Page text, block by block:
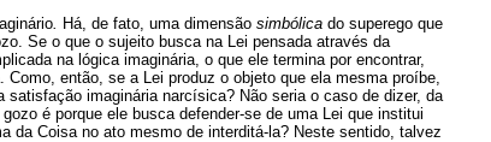
. Há, de fato, uma dimensão simbólica do superego que
Se o que o sujeito busca na Lei pensada através da
na lógica imaginária, o que ele termina por encontrar,
então, se a Lei produz o objeto que ela mesma proíbe,
imaginária narcísica? Não seria o caso de dizer, da
é porque ele busca defender-se de uma Lei que institui
da Coisa no ato mesmo de interditá-la? Neste sentido, talvez